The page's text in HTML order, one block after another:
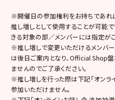
※開催日の参加権利をお持ちであれ
推し増しとして使用することが可能
きる対象の部／メンバーには指定がご
※推し増しで変更いただけるメンバ
は後日ご案内となり、Official Shop
ませんのでご了承ください。
※推し増しを行った際は下記「オン
参加いただけません。